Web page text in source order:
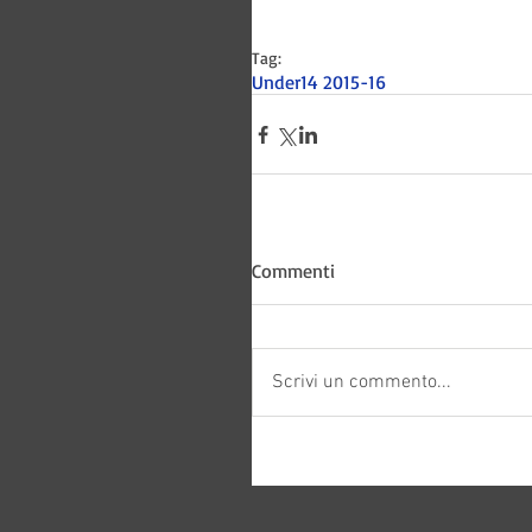
Tag:
Under14 2015-16
Commenti
Scrivi un commento...